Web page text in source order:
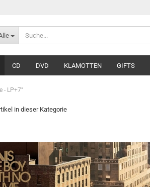
CD DVD KLAMOTTEN GIFTS
- LP+7"
in dieser Kategorie